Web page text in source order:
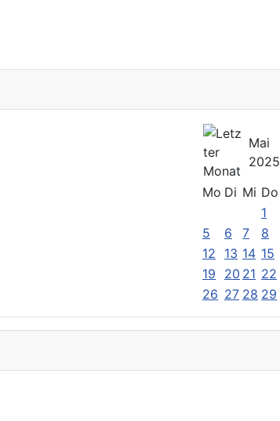
Mai
2025
Mo Di Mi Do
1
5
6 7 8
12
13 14 15
19
20 21 22
26 27 28 29